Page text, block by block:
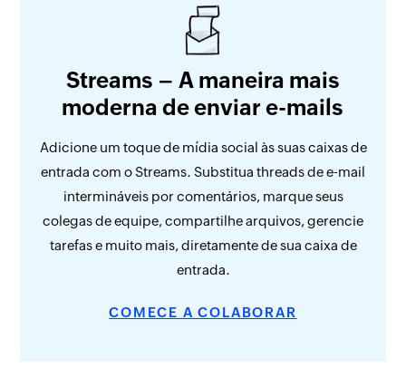
Streams – A maneira mais
moderna de enviar e-mails
Adicione um toque de mídia social às suas caixas de
entrada com o Streams. Substitua threads de e-mail
intermináveis por comentários, marque seus
colegas de equipe, compartilhe arquivos, gerencie
tarefas e muito mais, diretamente de sua caixa de
entrada.
COMECE A COLABORAR